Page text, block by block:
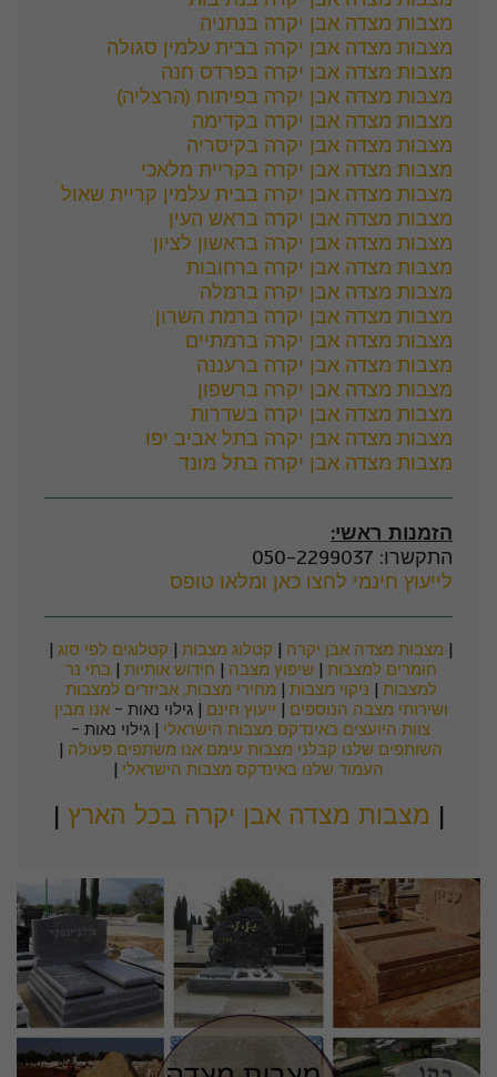
מצבות מצדה אבן יקרה בנתניה
מצבות מצדה אבן יקרה בבית עלמין סגולה
מצבות מצדה אבן יקרה בפרדס חנה
מצבות מצדה אבן יקרה בפיתוח (הרצליה)
מצבות מצדה אבן יקרה בקדימה
מצבות מצדה אבן יקרה בקיסריה
מצבות מצדה אבן יקרה בקריית מלאכי
מצבות מצדה אבן יקרה בבית עלמין קריית שאול
מצבות מצדה אבן יקרה בראש העין
מצבות מצדה אבן יקרה בראשון לציון
מצבות מצדה אבן יקרה ברחובות
מצבות מצדה אבן יקרה ברמלה
מצבות מצדה אבן יקרה ברמת השרון
מצבות מצדה אבן יקרה ברמתיים
מצבות מצדה אבן יקרה ברעננה
מצבות מצדה אבן יקרה ברשפון
מצבות מצדה אבן יקרה בשדרות
מצבות מצדה אבן יקרה בתל אביב יפו
מצבות מצדה אבן יקרה בתל מונד
הזמנות ראשי:
התקשרו: 050-2299037
לייעוץ חינמי לחצו כאן ומלאו טופס
| מצבות מצדה אבן יקרה | קטלוג מצבות | קטלוגים לפי סוג |
חומרים למצבות | שיפוץ מצבה | חידוש אותיות |
למצבות | ניקוי מצבות |
ושירותי מצבה הנוספים | ייעוץ חינם | גילוי נאות -
צוות היועצים באינדקס מצבות הישראלי | גילוי נאות -
השותפים שלנו קבלני מצבות עימם אנו משתפים פעולה |
העמוד שלנו באינדקס מצבות הישראלי |
| מצבות מצדה אבן יקרה בכל הארץ |